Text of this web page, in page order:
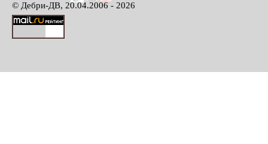
© Дебри-ДВ, 20.04.2006 - 2026